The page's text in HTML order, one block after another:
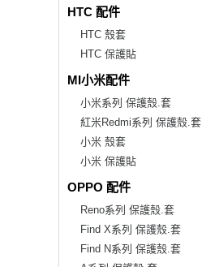
HTC 配件
HTC 殼套
HTC 保護貼
MI小米配件
小米系列 保護殼.套
紅米Redmi系列 保護殼.套
小米 殼套
小米 保護貼
OPPO 配件
Reno系列 保護殼.套
Find X系列 保護殼.套
Find N系列 保護殼.套